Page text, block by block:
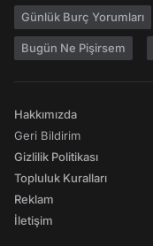
Günlük Burç Yorumları
Bugün Ne Pişirsem
Hakkımızda
Geri Bildirim
Gizlilik Politikası
Topluluk Kuralları
Reklam
İletişim